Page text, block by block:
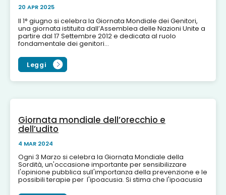
20 APR 2025
Il 1° giugno si celebra la Giornata Mondiale dei Genitori,
una giornata istituita dall’Assemblea delle Nazioni Unite a
partire dal 17 Settembre 2012 e dedicata al ruolo
fondamentale dei genitori...
Leggi
Giornata mondiale dell’orecchio e
dell’udito
4 MAR 2024
Ogni 3 Marzo si celebra la Giornata Mondiale della
Sordità, un'occasione importante per sensibilizzare
l'opinione pubblica sull'importanza della prevenzione e le
possibili terapie per l'ipoacusia. Si stima che l'ipoacusia